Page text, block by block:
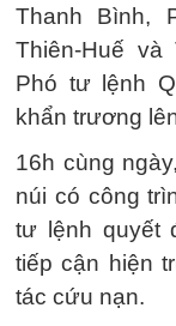
Thanh Bình,
Thiên-Huế và
Phó tư lệnh
khẩn trương
16h cùng
núi có công
tư lệnh quyết
tiếp cận hiện
tác cứu nạn.